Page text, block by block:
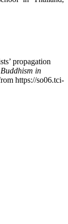
propagation
Buddhism in
https://so06.tci-